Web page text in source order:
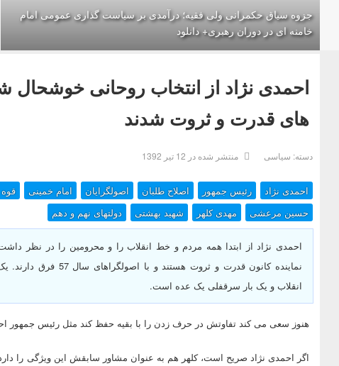
جزوه سیاق حکمرانی ولی فقیه؛ درآمدی بر سیاست گذاری عمومی امام
خامنه ای در دوران رهبری+ دانلود
احمدی نژاد از انتخاب روحانی خوشحال
های قدرت و ثروت شدند
دسته: سیاسی منتشر شده در 12 تیر 1392
احمدی نژاد رئیس جمهور اصلاح طلبان اصولگرایان امام خمینی
دولتهای نهم و دهم
شهید بهشتی مهدی کلهر حسین مرعشی
احمدی نژاد از ابتدا همه مردم و خط انقلاب را و محرومین را در نظر داشت
نماینده کانون قدرت و
انقلاب و یک بار سرقفلی یک عده است.
هنوز سعی می کند تفاوتش در حرف زدن را با بقیه حفظ کند مثل رئیس جمهور
اگر احمدی نژاد صریح است، کلهر هم به عنوان مشاور سابقش این ویژگی را